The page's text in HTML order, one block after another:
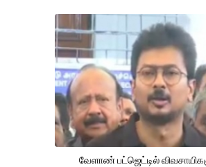
வேளாண் பட்ஜெட்டில்